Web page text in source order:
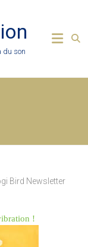
du son
Bird Newsletter
!